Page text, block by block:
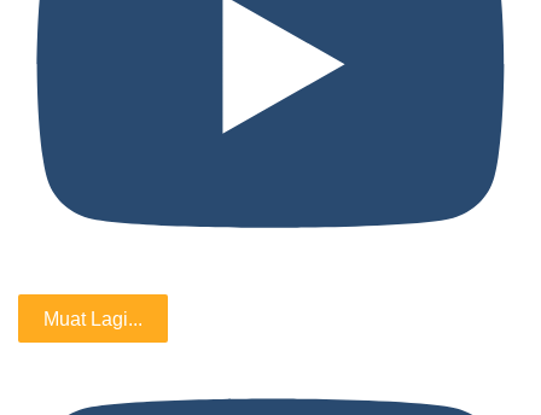
Muat Lagi...